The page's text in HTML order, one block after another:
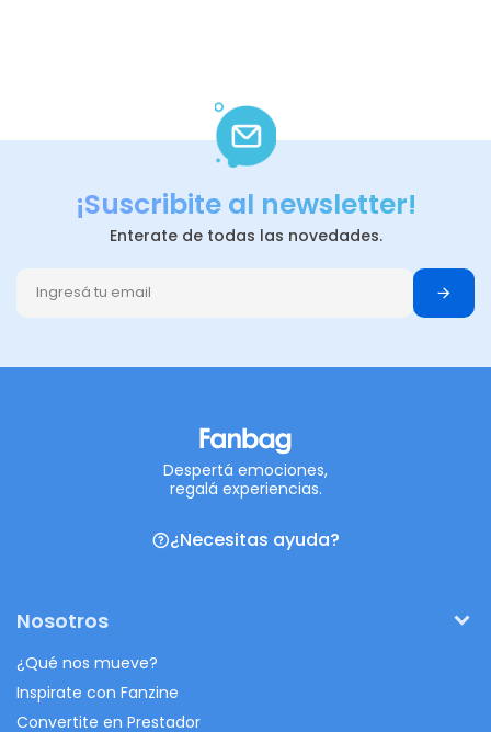
¡Suscribite al newsletter!
Enterate de todas las novedades.
Despertá emociones,
regalá experiencias.
¿Necesitas ayuda?
Nosotros
¿Qué nos mueve?
Inspirate con Fanzine
Convertite en Prestador